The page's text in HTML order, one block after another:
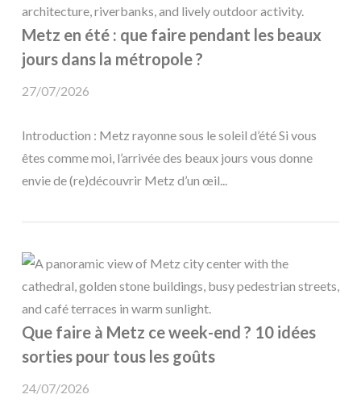
Metz en été : que faire pendant les beaux
jours dans la métropole ?
27/07/2026
Introduction : Metz rayonne sous le soleil d’été Si vous
êtes comme moi, l’arrivée des beaux jours vous donne
envie de (re)découvrir Metz d’un œil...
Que faire à Metz ce week-end ? 10 idées
sorties pour tous les goûts
24/07/2026